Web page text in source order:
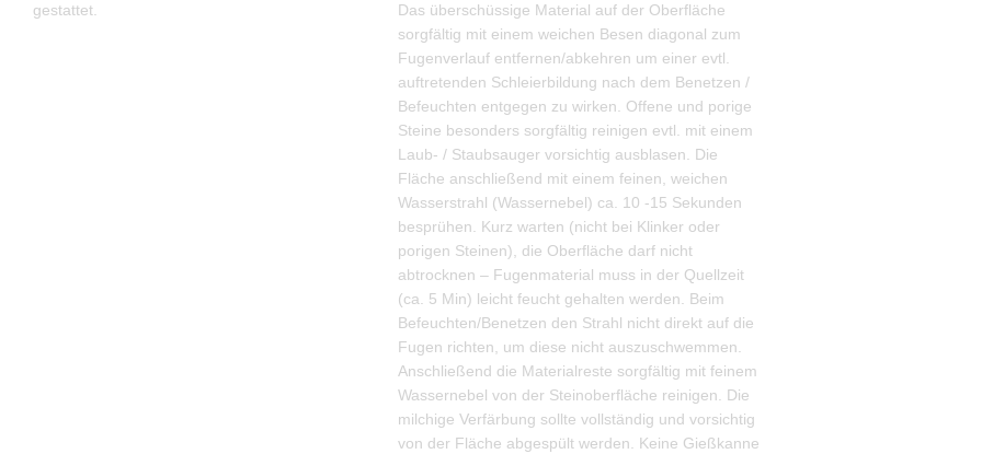
gestattet.
Das überschüssige Material auf der Oberfläche
sorgfältig mit einem weichen Besen diagonal zum
Fugenverlauf entfernen/abkehren um einer evtl.
auftretenden Schleierbildung nach dem Benetzen /
Befeuchten entgegen zu wirken. Offene und porige
Steine besonders sorgfältig reinigen evtl. mit einem
Laub- / Staubsauger vorsichtig ausblasen. Die
Fläche anschließend mit einem feinen, weichen
Wasserstrahl (Wassernebel) ca. 10 -15 Sekunden
besprühen. Kurz warten (nicht bei Klinker oder
porigen Steinen), die Oberfläche darf nicht
abtrocknen – Fugenmaterial muss in der Quellzeit
(ca. 5 Min) leicht feucht gehalten werden. Beim
Befeuchten/Benetzen den Strahl nicht direkt auf die
Fugen richten, um diese nicht auszuschwemmen.
Anschließend die Materialreste sorgfältig mit feinem
Wassernebel von der Steinoberfläche reinigen. Die
milchige Verfärbung sollte vollständig und vorsichtig
von der Fläche abgespült werden. Keine Gießkanne